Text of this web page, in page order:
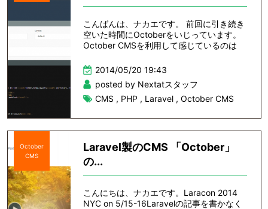
こんばんは、ナカエです。 前回に引き続き
空いた時間にOctoberをいじっています。
October CMSを利用して感じているのは
2014/05/20 19:43
posted by Nextatスタッフ
CMS , PHP , Laravel, October CMS
October
CMS
Laravel製のCMS 「October」
の...
こんにちは、ナカエです。Laracon 2014
NYC on 5/15-16Laravelの記事を書かなく